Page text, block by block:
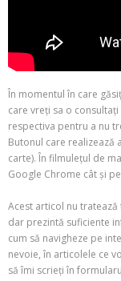
În momentul în care
care vreți sa o
respectiva pentru a nu
Butonul care realizează
carte). În filmulețul de
Google Chrome cât și
Acest articol nu
dar prezintă suficiente
cum să navigheze pe
nevoie, în articolele ce
să îmi scrieți în